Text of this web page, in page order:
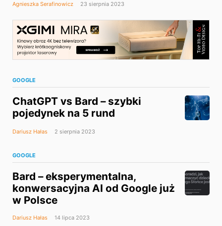
Agnieszka Serafinowicz 23 sierpnia 2023
GOOGLE
ChatGPT vs Bard – szybki
pojedynek na 5 rund
Dariusz Hałas 2 sierpnia 2023
GOOGLE
Bard – eksperymentalna,
konwersacyjna AI od Google już
w Polsce
Dariusz Hałas 14 lipca 2023